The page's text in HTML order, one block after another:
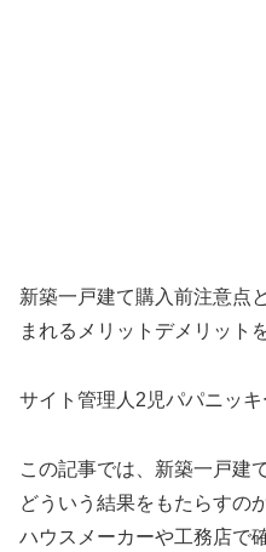
新築一戸建て購入前注意点
まれるメリットデメリット
サイト管理人2児パパニッキ
この記事では、新築一戸建
どういう結果をもたらすの
ハウスメーカーや工務店で